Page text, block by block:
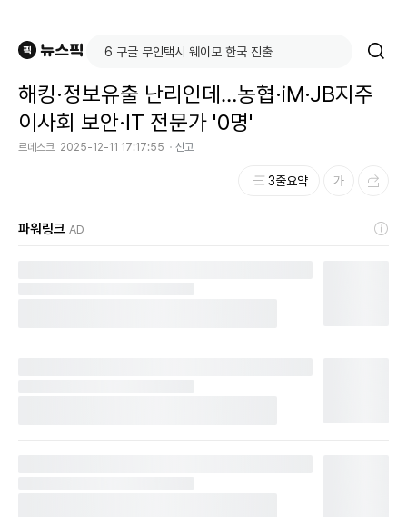
해킹·정보유출 난리인데…농협·iM·JB지주
이사회 보안·IT 전문가 '0명'
르데스크 2025-12-11 17:17:55 신고
3줄요약
파워링크 AD